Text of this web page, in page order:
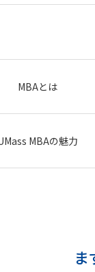
MBAとは
MBAの魅力
ま